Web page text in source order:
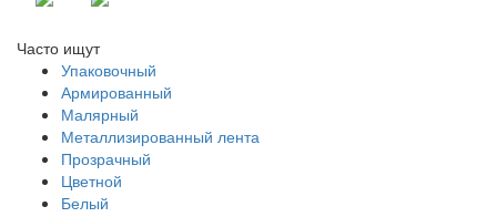
Часто ищут
Упаковочный
Армированный
Малярный
Металлизированный лента
Прозрачный
Цветной
Белый